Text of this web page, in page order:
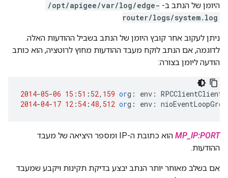
היומן של הנתב ב- /opt/apigee/var/log/edge-
router/logs/system.log
ניתן לעקוב אחר קובץ היומן של הנתב בשביל ההודעות האלה.
לדוגמה, אם הנתב לוקח מעבד ההודעות מחוץ לרוטציה, הוא כותב
הודעה ליומן בצורה:
2014-05-06 15 : 51 : 52, 159 org : env :
2014-04-17 12 : 54 : 48, 512 org : env :
MP_IP:PORT
הוא כתובת ה-IP ומספר היציאה של מעבד
ההודעות.
אם בשלב מאוחר יותר הנתב יבצע בדיקת תקינות ויקבע שמעבד